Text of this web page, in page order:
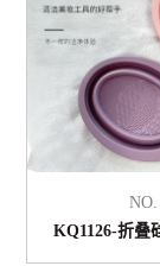
NO.
KQ1126-折叠